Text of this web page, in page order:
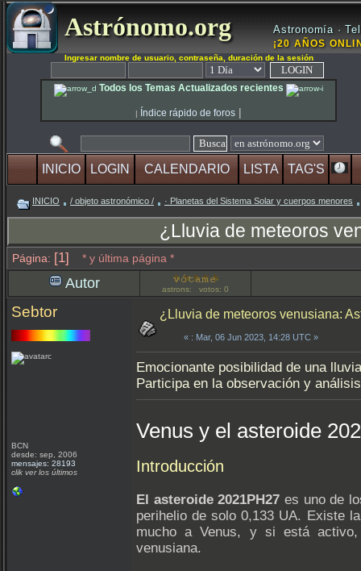
Astrónomo.org Astronomía ·
¡20 AÑOS
Ingresar nombre de usuario, contraseña, duración de la sesión
Todos los Temas Actualizados recientes
| Índice rápido de foros |
INICIO LOGIN CALENDARIO LISTA TAG'S
INICIO / objeto astronómico / · Planetas del Sistema Solar y cuerpos menores
¿Lluvia de meteoros
Página: [1] * y última página *
Autor astrons: votos: 0
Sebtor
BCN
desde: sep, 2006
mensajes: 28193
clik ver los últimos
¿Lluvia de meteoros venusiana:
« : Mar, 06 Jun 2023, 14:28 UTC »
Emocionante posibilidad de una
Participa en la observación y
Venus y el asteroide
Introducción
El asteroide 2021PH27 es uno de
perihelio de solo 0,133 UA. Existe
mucho a Venus, y si está
venusiana.